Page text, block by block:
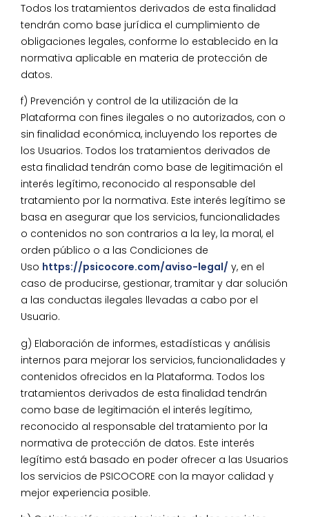
Todos los tratamientos derivados de esta finalidad
tendrán como base jurídica el cumplimiento de
obligaciones legales, conforme lo establecido en la
normativa aplicable en materia de protección de
datos.
f) Prevención y control de la utilización de la
Plataforma con fines ilegales o no autorizados, con o
sin finalidad económica, incluyendo los reportes de
los Usuarios. Todos los tratamientos derivados de
esta finalidad tendrán como base de legitimación el
interés legítimo, reconocido al responsable del
tratamiento por la normativa. Este interés legítimo se
basa en asegurar que los servicios, funcionalidades
o contenidos no son contrarios a la ley, la moral, el
orden público o a las Condiciones de
Uso https://psicocore.com/aviso-legal/ y, en el
caso de producirse, gestionar, tramitar y dar solución
a las conductas ilegales llevadas a cabo por el
Usuario.
g) Elaboración de informes, estadísticas y análisis
internos para mejorar los servicios, funcionalidades y
contenidos ofrecidos en la Plataforma. Todos los
tratamientos derivados de esta finalidad tendrán
como base de legitimación el interés legítimo,
reconocido al responsable del tratamiento por la
normativa de protección de datos. Este interés
legítimo está basado en poder ofrecer a las Usuarios
los servicios de PSICOCORE con la mayor calidad y
mejor experiencia posible.